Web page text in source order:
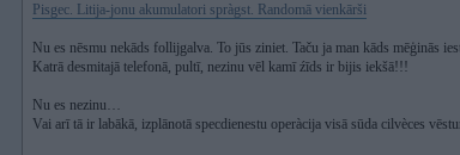
Pisgec. Litija-jonu akumulatori spràgst. Randomā vienkārši
Nu es nēsmu nekāds follijgalva. To jūs ziniet. Taču ja man kāds mēģinās
Katrā desmitajā telefonā, pultī, nezinu vēl kamī źīds ir bijis iekšā!!!
Nu es nezinu…
Vai arī tā ir labākā, izplānotā specdienestu operàcija visā sūda cilvèces